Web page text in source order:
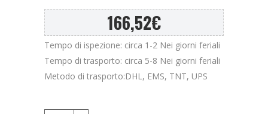
166,52€
Tempo di ispezione: circa 1-2 Nei giorni feriali
Tempo di trasporto: circa 5-8 Nei giorni feriali
Metodo di trasporto:DHL, EMS, TNT, UPS